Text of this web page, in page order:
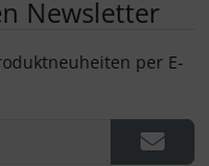
Newsletter
per E-